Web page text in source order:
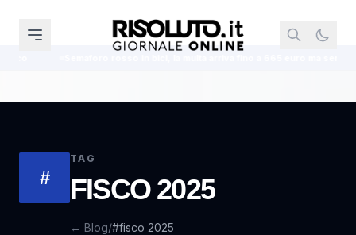
#
TAG
FISCO 2025
← Blog/#fisco 2025